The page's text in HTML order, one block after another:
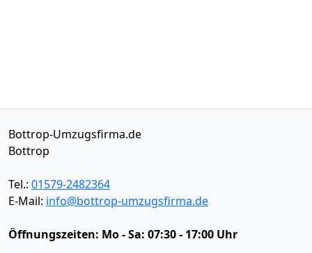
Bottrop-Umzugsfirma.de
Bottrop
Tel.: 01579-2482364
E-Mail: info@bottrop-umzugsfirma.de
Öffnungszeiten: Mo - Sa: 07:30 - 17:00 Uhr